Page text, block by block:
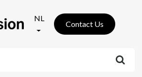
NL
Contact Us